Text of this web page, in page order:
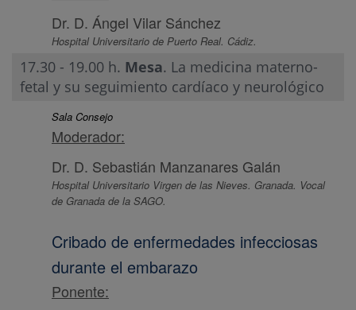
Dr. D. Ángel Vilar Sánchez
Hospital Universitario de Puerto Real. Cádiz.
17.30 - 19.00 h. Mesa. La medicina materno-
fetal y su seguimiento cardíaco y neurológico
Sala Consejo
Moderador:
Dr. D. Sebastián Manzanares Galán
Hospital Universitario Virgen de las Nieves. Granada. Vocal
de Granada de la SAGO.
Cribado de enfermedades infecciosas
durante el embarazo
Ponente: